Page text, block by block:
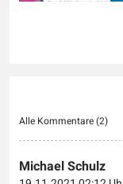
Alle Kommentare (2)
Michael Schulz